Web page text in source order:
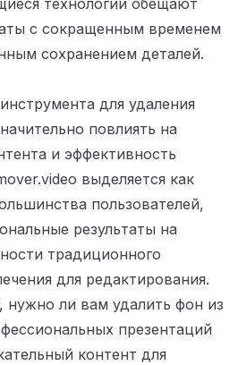
технологии обещают
с сокращенным временем
сохранением деталей.
инструмента для удаления
повлиять на
и эффективность
выделяется как
пользователей,
результаты на
традиционного
для редактирования.
нужно ли вам удалить фон из
презентаций
контент для